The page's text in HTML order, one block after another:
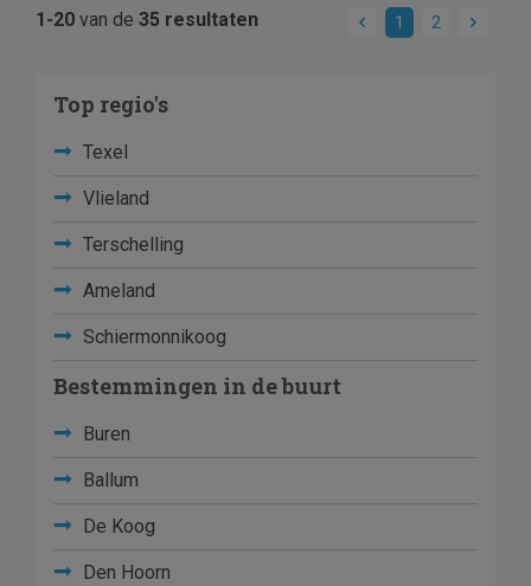
1-20 van de 35 resultaten 1 2
Top regio's
Texel
Vlieland
Terschelling
Ameland
Schiermonnikoog
Bestemmingen in de buurt
Buren
Ballum
De Koog
Den Hoorn